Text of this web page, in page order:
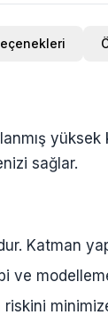
sağlar.
Katman
ve
riskini